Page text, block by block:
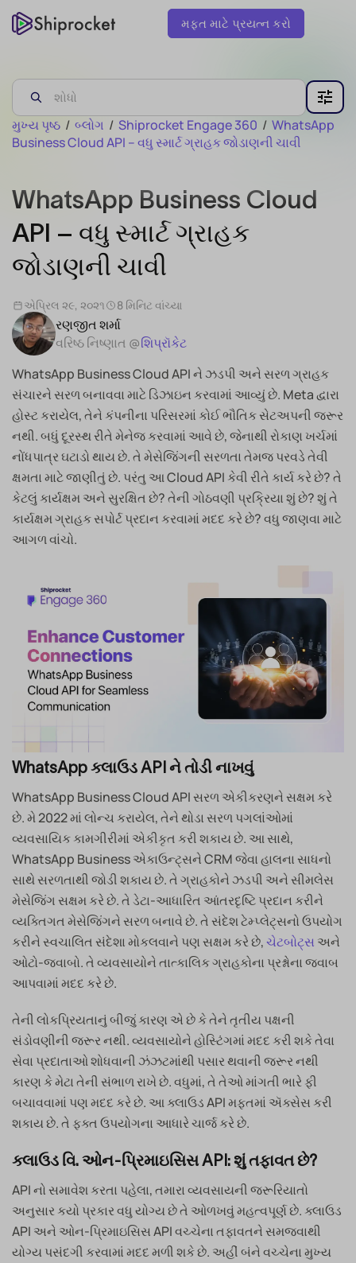
મફત માટે પ્રયત્ન કરો
મુખ્ય પૃષ્ઠ / બ્લોગ / Shiprocket Engage 360 / WhatsApp
Business Cloud API – વધુ સ્માર્ટ ગ્રાહક જોડાણની ચાવી
WhatsApp Business Cloud
API – વધુ સ્માર્ટ ગ્રાહક
જોડાણની ચાવી
રણજીત શર્મા
વરિષ્ઠ નિષ્ણાત @શિપ્રૉકેટ
એપ્રિલ ૨૯, ૨૦૨૧ 8 મિનિટ વાંચ્યા
WhatsApp Business Cloud API ને ઝડપી અને સરળ ગ્રાહક
સંચારને સરળ બનાવવા માટે ડિઝાઇન કરવામાં આવ્યું છે. Meta દ્વારા
હોસ્ટ કરાયેલ, તેને કંપનીના પરિસરમાં કોઈ ભૌતિક સેટઅપની જરૂર
નથી. બધું દૂરસ્થ રીતે મેનેજ કરવામાં આવે છે, જેનાથી રોકાણ ખર્ચમાં
નોંધપાત્ર ઘટાડો થાય છે. તે મેસેજિંગની સરળતા તેમજ પરવડે તેવી
ક્ષમતા માટે જાણીતું છે. પરંતુ આ Cloud API કેવી રીતે કાર્ય કરે છે? તે
કેટલું કાર્યક્ષમ અને સુરક્ષિત છે? તેની ગોઠવણી પ્રક્રિયા શું છે? શું તે
કાર્યક્ષમ ગ્રાહક સપોર્ટ પ્રદાન કરવામાં મદદ કરે છે? વધુ જાણવા માટે
આગળ વાંચો.
WhatsApp ક્લાઉડ API ને તોડી નાખવું
WhatsApp Business Cloud API સરળ એકીકરણને સક્ષમ કરે
છે. મે 2022 માં લોન્ચ કરાયેલ, તેને થોડા સરળ પગલાંઓમાં
વ્યવસાયિક કામગીરીમાં એકીકૃત કરી શકાય છે. આ સાથે,
WhatsApp Business એકાઉન્ટ્સને CRM જેવા હાલના સાધનો
સાથે સરળતાથી જોડી શકાય છે. તે ગ્રાહકોને ઝડપી અને સીમલેસ
મેસેજિંગ સક્ષમ કરે છે. તે ડેટા-આધારિત આંતરદૃષ્ટિ પ્રદાન કરીને
વ્યક્તિગત મેસેજિંગને સરળ બનાવે છે. તે સંદેશ ટેમ્પ્લેટ્સનો ઉપયોગ
કરીને સ્વચાલિત સંદેશા મોકલવાને પણ સક્ષમ કરે છે,ચેટબોટ્સ અને
ઓટો-જવાબો. તે વ્યવસાયોને તાત્કાલિક ગ્રાહકોના પ્રશ્નોના જવાબ
આપવામાં મદદ કરે છે.
તેની લોકપ્રિયતાનું બીજું કારણ એ છે કે તેને તૃતીય પક્ષની
સંડોવણીની જરૂર નથી. વ્યવસાયોને હોસ્ટિંગમાં મદદ કરી શકે તેવા
સેવા પ્રદાતાઓ શોધવાની ઝંઝટમાંથી પસાર થવાની જરૂર નથી
કારણ કે મેટા તેની સંભાળ રાખે છે. વધુમાં, તે તેઓ માંગતી ભારે ફી
બચાવવામાં પણ મદદ કરે છે. આ ક્લાઉડ API મફતમાં ઍક્સેસ કરી
શકાય છે. તે ફક્ત ઉપયોગના આધારે ચાર્જ કરે છે.
ક્લાઉડ વિ. ઓન-પ્રિમાઇસિસ API: શું તફાવત છે?
API નો સમાવેશ કરતા પહેલા, તમારા વ્યવસાયની જરૂરિયાતો
અનુસાર કયો પ્રકાર વધુ યોગ્ય છે તે ઓળખવું મહત્વપૂર્ણ છે. ક્લાઉડ
API અને ઓન-પ્રિમાઇસિસ API વચ્ચેના તફાવતને સમજવાથી
યોગ્ય પસંદગી કરવામાં મદદ મળી શકે છે. અહીં બંને વચ્ચેના મુખ્ય